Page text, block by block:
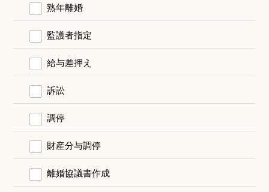
熟年離婚
監護者指定
給与差押え
訴訟
調停
財産分与調停
離婚協議書作成